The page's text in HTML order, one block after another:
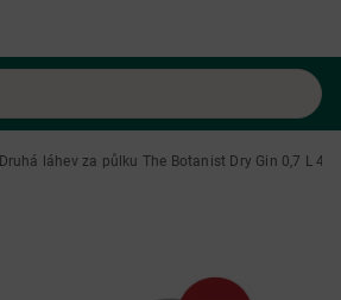
Druhá láhev za půlku The Botanist Dry Gin 0,7 L